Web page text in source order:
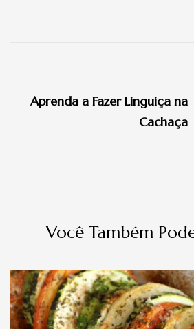
post
Aprenda a Fazer Linguiça na
Cachaça
Você Também